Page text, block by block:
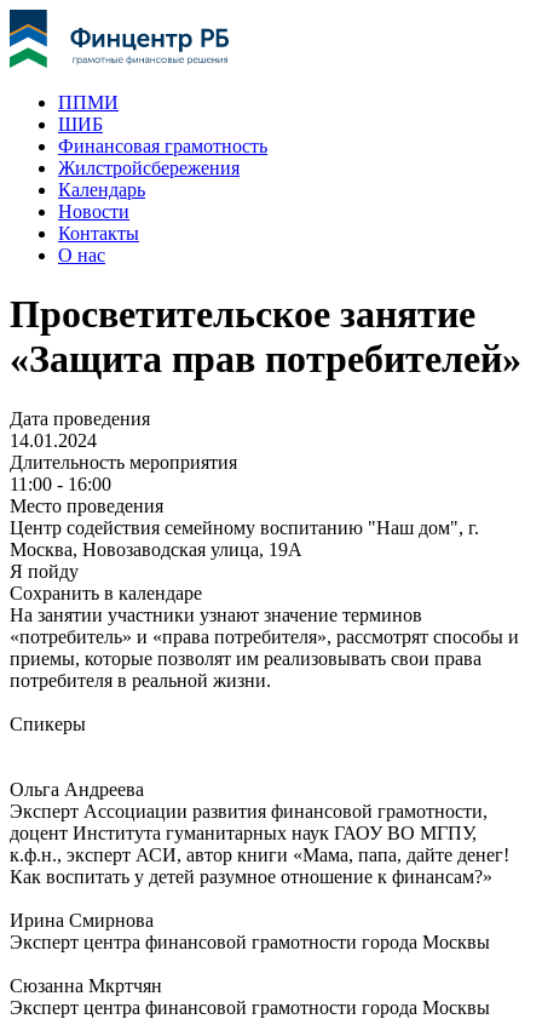
ППМИ
ШИБ
Финансовая грамотность
Жилстройсбережения
Календарь
Новости
Контакты
О нас
Просветительское занятие
«Защита прав потребителей»
Дата проведения
14.01.2024
Длительность мероприятия
11:00 - 16:00
Место проведения
Центр содействия семейному воспитанию "Наш дом", г.
Москва, Новозаводская улица, 19А
Я пойду
Сохранить в календаре
На занятии участники узнают значение терминов
«потребитель» и «права потребителя», рассмотрят способы и
приемы, которые позволят им реализовывать свои права
потребителя в реальной жизни.
Спикеры
Ольга Андреева
Эксперт Ассоциации развития финансовой грамотности,
доцент Института гуманитарных наук ГАОУ ВО МГПУ,
к.ф.н., эксперт АСИ, автор книги «Мама, папа, дайте денег!
Как воспитать у детей разумное отношение к финансам?»
Ирина Смирнова
Эксперт центра финансовой грамотности города Москвы
Сюзанна Мкртчян
Эксперт центра финансовой грамотности города Москвы